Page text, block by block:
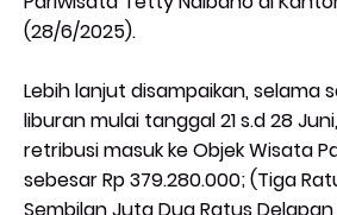
(28/6/2025).
Lebih lanjut disampaikan, selama
liburan mulai tanggal 21 s.d 28
retribusi masuk ke Objek Wisata
sebesar Rp 379.280.000; (Tiga
Sembilan Juta Dua Ratus Delapan